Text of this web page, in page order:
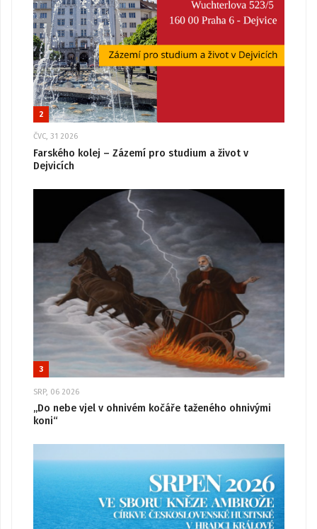
2
ČVC, 31 2026
Farského kolej – Zázemí pro studium a život v
Dejvicích
3
SRP, 06 2026
„Do nebe vjel v ohnivém kočáře taženého ohnivými
koni“